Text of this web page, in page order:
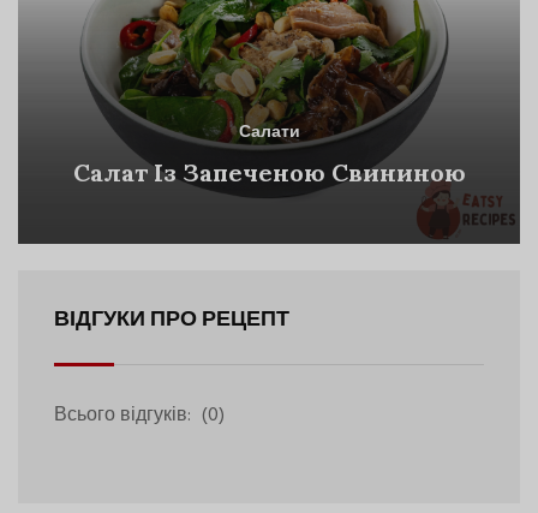
Салати
Салат Із Запеченою Свининою
ВІДГУКИ ПРО РЕЦЕПТ
Всього відгуків: (0)